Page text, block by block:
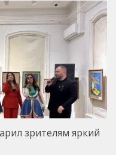
зрителям яркий